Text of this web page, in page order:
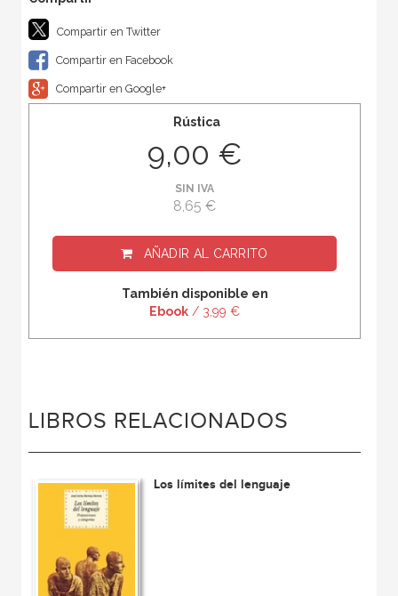
Compartir en Twitter
Compartir en Facebook
Compartir en Google+
Rústica
9,00 €
SIN IVA
8,65 €
AÑADIR AL CARRITO
También disponible en
Ebook / 3,99 €
LIBROS RELACIONADOS
Los límites del lenguaje